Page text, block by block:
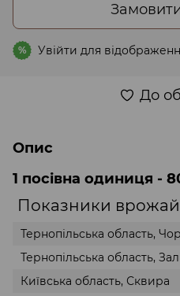
% Увійти для
До
Опис
1 посівна одиниця -
Показники
Тернопільська область,
Тернопільська область,
Київська область, Сквира